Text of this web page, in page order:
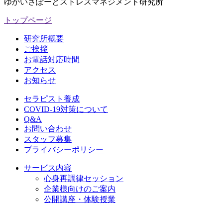
ゆかいさぽーとストレスマネジメント研究所
トップページ
研究所概要
ご挨拶
お電話対応時間
アクセス
お知らせ
セラピスト養成
COVID-19対策について
Q&A
お問い合わせ
スタッフ募集
プライバシーポリシー
サービス内容
心身再調律セッション
企業様向けのご案内
公開講座・体験授業